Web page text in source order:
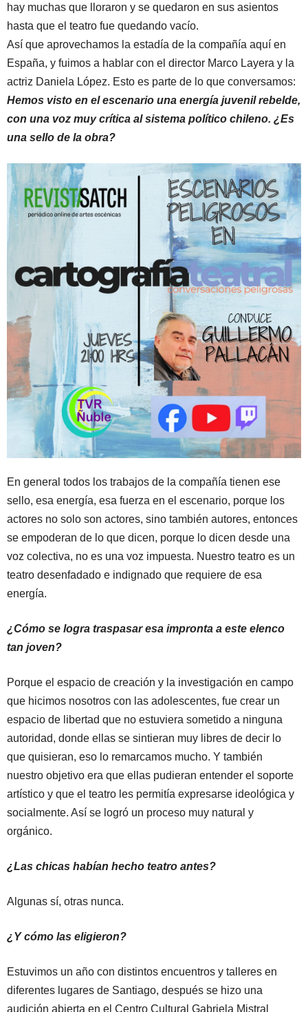
hay muchas que lloraron y se quedaron en sus asientos
hasta que el teatro fue quedando vacío.
Así que aprovechamos la estadía de la compañía aquí en
España, y fuimos a hablar con el director Marco Layera y la
actriz Daniela López. Esto es parte de lo que conversamos:
Hemos visto en el escenario una energía juvenil rebelde,
con una voz muy crítica al sistema político chileno. ¿Es
una sello de la obra?
En general todos los trabajos de la compañía tienen ese
sello, esa energía, esa fuerza en el escenario, porque los
actores no solo son actores, sino también autores, entonces
se empoderan de lo que dicen, porque lo dicen desde una
voz colectiva, no es una voz impuesta. Nuestro teatro es un
teatro desenfadado e indignado que requiere de esa
energía.
¿Cómo se logra traspasar esa impronta a este elenco
tan joven?
Porque el espacio de creación y la investigación en campo
que hicimos nosotros con las adolescentes, fue crear un
espacio de libertad que no estuviera sometido a ninguna
autoridad, donde ellas se sintieran muy libres de decir lo
que quisieran, eso lo remarcamos mucho. Y también
nuestro objetivo era que ellas pudieran entender el soporte
artístico y que el teatro les permitía expresarse ideológica y
socialmente. Así se logró un proceso muy natural y
orgánico.
¿Las chicas habían hecho teatro antes?
Algunas sí, otras nunca.
¿Y cómo las eligieron?
Estuvimos un año con distintos encuentros y talleres en
diferentes lugares de Santiago, después se hizo una
audición abierta en el Centro Cultural Gabriela Mistral